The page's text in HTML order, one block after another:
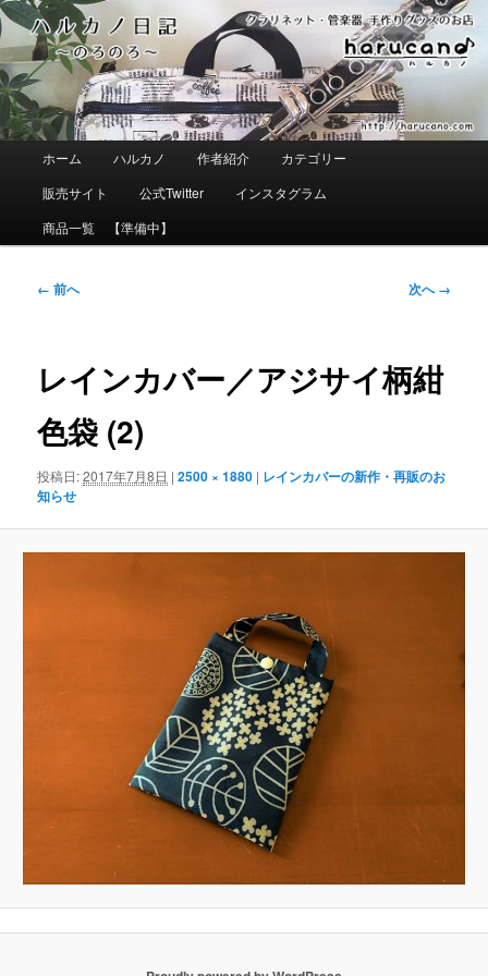
メ
イ
ン
コ
ン
テ
ン
ツ
ュ
ホーム ハルカノ 作者紹介
カテゴリー
販売サイト
公式Twitter
インスタグラム
商品一覧 【準備中】
画
ー
ョ
ン
← 前へ 次へ →
レインカバー／アジサイ柄紺
色袋 (2)
投稿日:2017年7月8日 |2500 × 1880 | レインカバーの新作・再販のお
知らせ